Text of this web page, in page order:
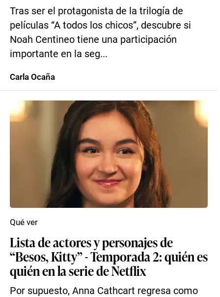
Tras ser el protagonista de la trilogía de
películas “A todos los chicos”, descubre si
Noah Centineo tiene una participación
importante en la seg...
Carla Ocaña
Lista de actores y personajes de
“Besos, Kitty” - Temporada 2: quién es
quién en la serie de Netflix
Por supuesto, Anna Cathcart regresa como
Qué ver